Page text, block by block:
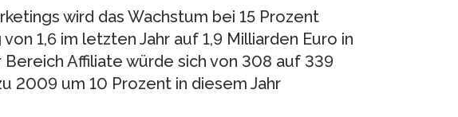
wird das Wachstum bei 15 Prozent
1,6 im letzten Jahr auf 1,9 Milliarden Euro in
Affiliate würde sich von 308 auf 339
2009 um 10 Prozent in diesem Jahr